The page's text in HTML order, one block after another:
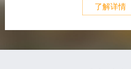
了解详情